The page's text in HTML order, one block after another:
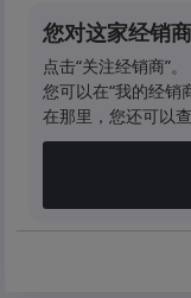
您对这家经销
点击“关注经销商”。
您可以在“我的经销
在那里，您还可以